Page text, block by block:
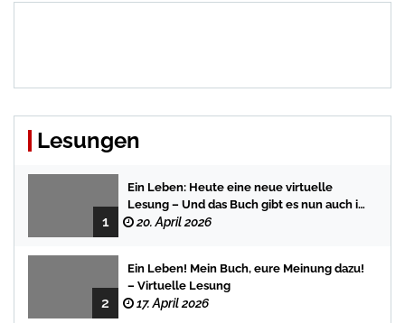
Lesungen
1
Ein Leben: Heute eine neue virtuelle
Lesung – Und das Buch gibt es nun auch in
der Bredstedter Stadtbuchhandlung
20. April 2026
2
Ein Leben! Mein Buch, eure Meinung dazu!
– Virtuelle Lesung
17. April 2026